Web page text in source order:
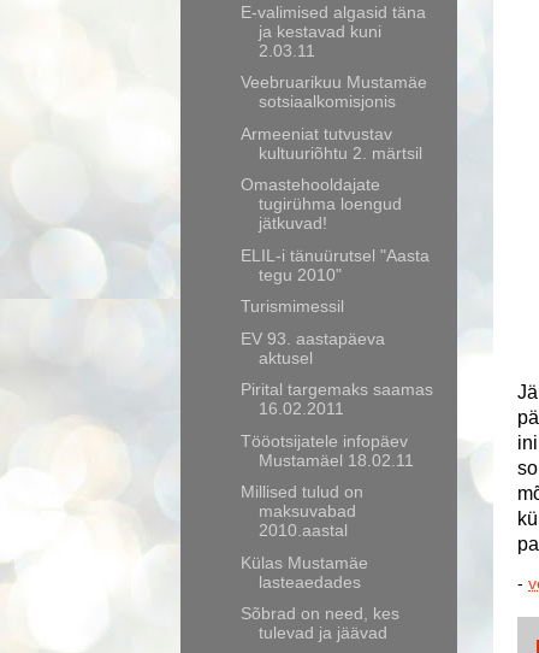
-
E-valimised algasid täna
ja kestavad kuni
2.03.11
Veebruarikuu Mustamäe
sotsiaalkomisjonis
Armeeniat tutvustav
kultuuriõhtu 2. märtsil
Omastehooldajate
tugirühma loengud
jätkuvad!
ELIL-i tänuürutsel "Aasta
tegu 2010"
Turismimessil
EV 93. aastapäeva
aktusel
Pirital targemaks saamas
16.02.2011
Tööotsijatele infopäev
Mustamäel 18.02.11
Millised tulud on
maksuvabad
2010.aastal
Külas Mustamäe
lasteaedades
Sõbrad on need, kes
tulevad ja jäävad